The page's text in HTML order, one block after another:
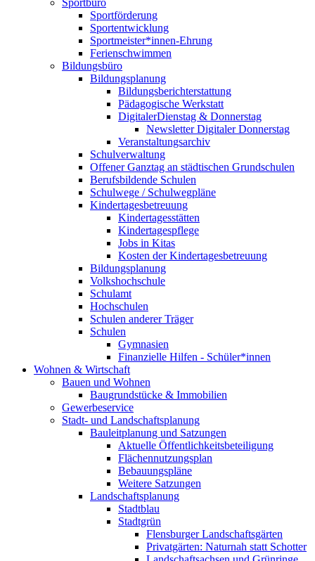
Sportbüro
Sportförderung
Sportentwicklung
Sportmeister*innen-Ehrung
Ferienschwimmen
Bildungsbüro
Bildungsplanung
Bildungsberichterstattung
Pädagogische Werkstatt
DigitalerDienstag & Donnerstag
Newsletter Digitaler Donnerstag
Veranstaltungsarchiv
Schulverwaltung
Offener Ganztag an städtischen Grundschulen
Berufsbildende Schulen
Schulwege / Schulwegpläne
Kindertagesbetreuung
Kindertagesstätten
Kindertagespflege
Jobs in Kitas
Kosten der Kindertagesbetreuung
Bildungsplanung
Volkshochschule
Schulamt
Hochschulen
Schulen anderer Träger
Schulen
Gymnasien
Finanzielle Hilfen - Schüler*innen
Wohnen & Wirtschaft
Bauen und Wohnen
Baugrundstücke & Immobilien
Gewerbeservice
Stadt- und Landschaftsplanung
Bauleitplanung und Satzungen
Aktuelle Öffentlichkeitsbeteiligung
Flächennutzungsplan
Bebauungspläne
Weitere Satzungen
Landschaftsplanung
Stadtblau
Stadtgrün
Flensburger Landschaftsgärten
Privatgärten: Naturnah statt Schotter